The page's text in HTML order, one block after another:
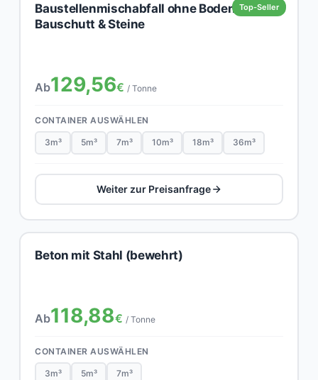
Top-Seller
Baustellenmischabfall ohne Boden,
Bauschutt & Steine
Ab129,56€ / Tonne
CONTAINER AUSWÄHLEN
3m³ 5m³ 7m³ 10m³ 18m³ 36m³
Weiter zur Preisanfrage
Beton mit Stahl (bewehrt)
Ab118,88€ / Tonne
CONTAINER AUSWÄHLEN
3m³ 5m³ 7m³